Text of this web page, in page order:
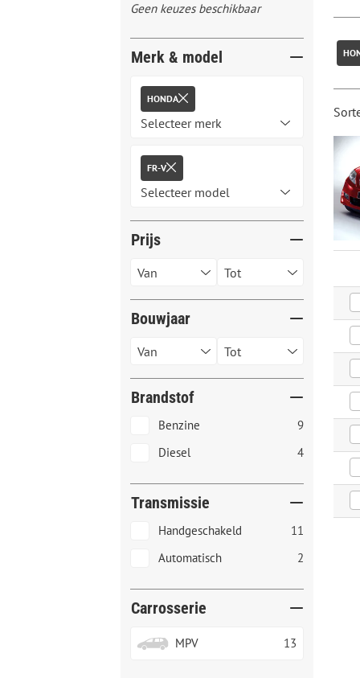
Geen keuzes beschikbaar
Merk & model
HONDA
FR-V
Prijs
Bouwjaar
Brandstof
Benzine
9
Diesel
4
Transmissie
Handgeschakeld
11
Automatisch
2
Carrosserie
MPV 13